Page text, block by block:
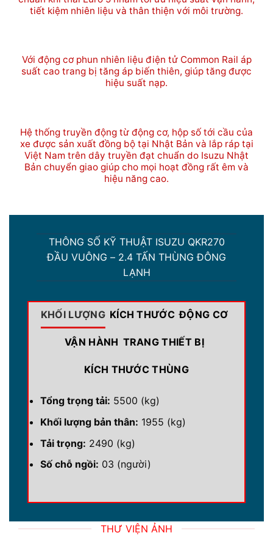
tiết kiệm nhiên liệu và thân thiện với môi trường.
Với động cơ phun nhiên liệu điện tử Common Rail áp
suất cao trang bị tăng áp biến thiên, giúp tăng được
hiệu suất nạp.
Hệ thống truyền động từ động cơ, hộp số tới cầu của
xe được sản xuất đồng bộ tại Nhật Bản và lắp ráp tại
Việt Nam trên dây truyền đạt chuẩn do Isuzu Nhật
Bản chuyển giao giúp cho mọi hoạt đồng rất êm và
hiệu năng cao.
THÔNG SỐ KỸ THUẬT ISUZU QKR270
ĐẦU VUÔNG – 2.4 TẤN THÙNG ĐÔNG
LẠNH
KHỐI LƯỢNG KÍCH THƯỚC ĐỘNG CƠ
VẬN HÀNH TRANG THIẾT BỊ
KÍCH THƯỚC THÙNG
Tổng trọng tải: 5500 (kg)
Khối lượng bản thân: 1955 (kg)
Tải trọng: 2490 (kg)
Số chỗ ngồi: 03 (người)
THƯ VIỆN ẢNH